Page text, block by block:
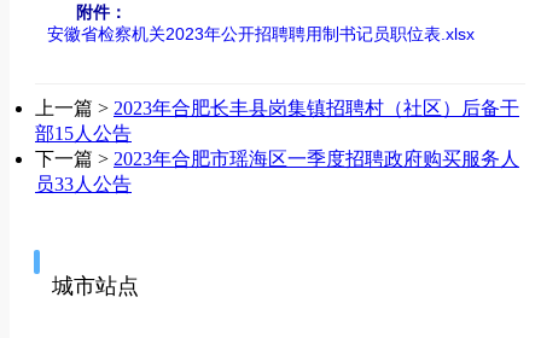
附件：
安徽省检察机关2023年公开招聘聘用制书记员职位表.xlsx
上一篇 > 2023年合肥长丰县岗集镇招聘村（社区）后备干
部15人公告
下一篇 > 2023年合肥市瑶海区一季度招聘政府购买服务人
员33人公告
城市站点